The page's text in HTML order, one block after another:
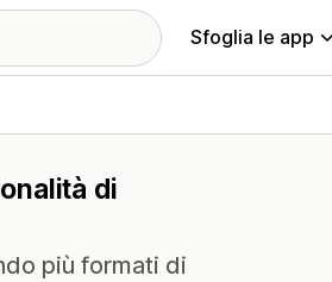
Sfoglia le app
di
più formati di